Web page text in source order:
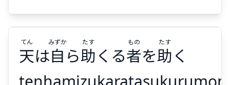
天は自 ら助くる者を助く
てん みずか たす もの たす